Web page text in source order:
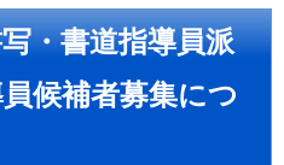
・書道指導員派
候補者募集につ